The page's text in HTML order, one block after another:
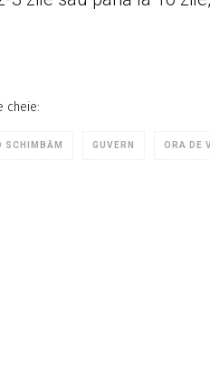
cheie:
SCHIMBĂM GUVERN ORA DE